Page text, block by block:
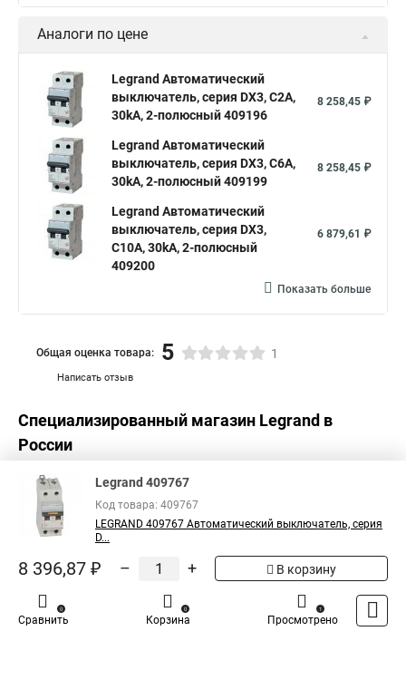
Аналоги по цене
Legrand Автоматический
выключатель, серия DX3, С2A,
30kA, 2-полюсный 409196
8 258,45 ₽
Legrand Автоматический
выключатель, серия DX3, С6A,
30kA, 2-полюсный 409199
8 258,45 ₽
Legrand Автоматический
выключатель, серия DX3,
С10A, 30kA, 2-полюсный
409200
6 879,61 ₽
Показать больше
Написать отзыв
Общая оценка товара: 5 1
Специализированный магазин Legrand в
России
Legrand 409767
Код товара: 409767
LEGRAND 409767 Автоматический выключатель, серия
D...
8 396,87 ₽ – + В корзину
Сравнить
0
Корзина
0
Просмотрено
1